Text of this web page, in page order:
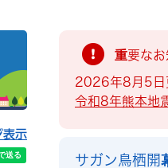
表示
重要なお
2026年8月5日
令和8年熊本地
サガン鳥栖開